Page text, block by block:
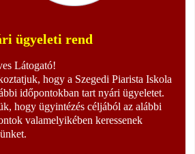
ügyeleti rend
Látogató!
hogy a Szegedi Piarista Iskola
időpontokban tart nyári ügyeletet.
hogy ügyintézés céljából az alábbi
valamelyikében keressenek